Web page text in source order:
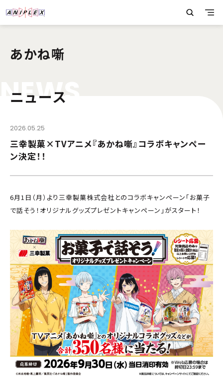
あかね噺
NEWS
ニュース
2026.05.25
三幸製菓×TVアニメ『あかね噺』コラボキャンペー
ン決定！！
6月1日（月）より三幸製菓株式会社とのコラボキャンペーン「お菓子
で話そう！オリジナルグッズプレゼントキャンペーン」がスタート！